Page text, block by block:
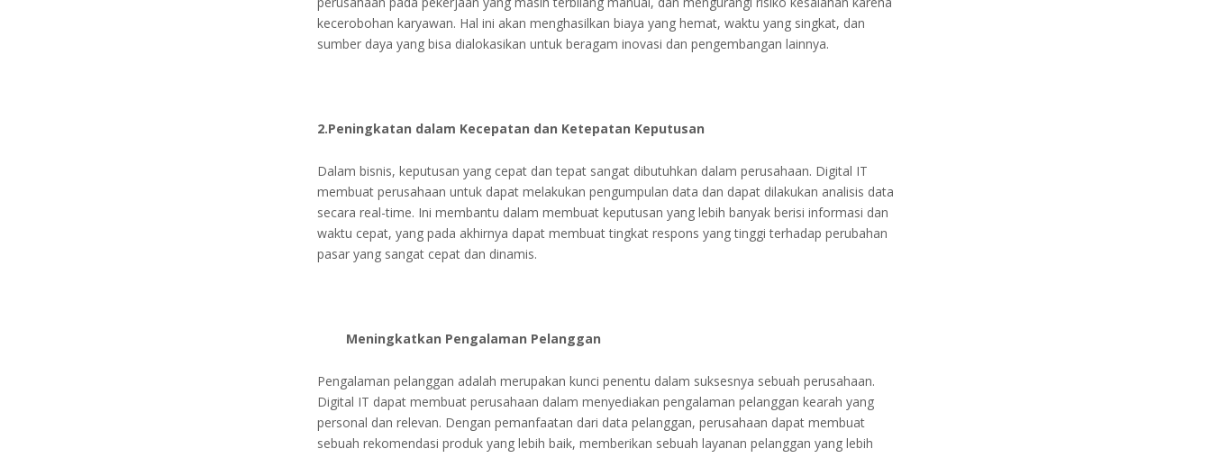
kecerobohan karyawan. Hal ini akan menghasilkan biaya yang hemat, waktu yang singkat, dan
sumber daya yang bisa dialokasikan untuk beragam inovasi dan pengembangan lainnya.
2.Peningkatan dalam Kecepatan dan Ketepatan Keputusan
Dalam bisnis, keputusan yang cepat dan tepat sangat dibutuhkan dalam perusahaan. Digital IT
membuat perusahaan untuk dapat melakukan pengumpulan data dan dapat dilakukan analisis data
secara real-time. Ini membantu dalam membuat keputusan yang lebih banyak berisi informasi dan
waktu cepat, yang pada akhirnya dapat membuat tingkat respons yang tinggi terhadap perubahan
pasar yang sangat cepat dan dinamis.
Meningkatkan Pengalaman Pelanggan
Pengalaman pelanggan adalah merupakan kunci penentu dalam suksesnya sebuah perusahaan.
Digital IT dapat membuat perusahaan dalam menyediakan pengalaman pelanggan kearah yang
personal dan relevan. Dengan pemanfaatan dari data pelanggan, perusahaan dapat membuat
sebuah rekomendasi produk yang lebih baik, memberikan sebuah layanan pelanggan yang lebih